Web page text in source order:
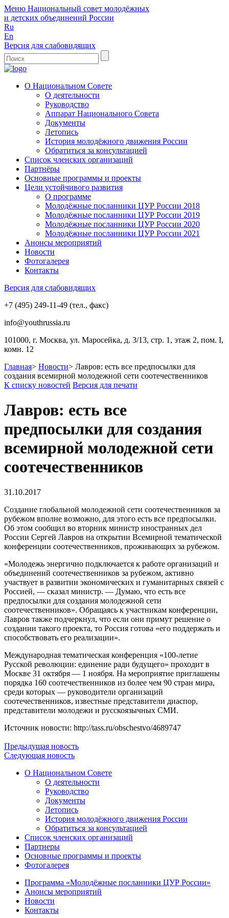
Меню Национальный совет молодёжных
и детских объединений России
Ru
En
Версия для слабовидящих
О Национальном Совете
О деятельности
Руководство
Аппарат Национального Совета
Документы
Летопись
История молодёжного движения России
Обратиться за консультацией
Список членских организаций
Партнёры
Основные программы и проекты
Цели устойчивого развития
О программе
Молодёжные посланники ЦУР России 2018
Молодёжные посланники ЦУР России 2019
Молодёжные посланники ЦУР России 2020
Молодёжные посланники ЦУР России 2021
Анонсы мероприятий
Новости
Фотогалерея
Контакты
Версия для слабовидящих
+7 (495) 249-11-49 (тел., факс)
info@youthrussia.ru
101000, г. Москва, ул. Маросейка, д. 3/13, стр. 1, этаж 2, пом. I,
комн. 12
Главная> Новости> Лавров: есть все предпосылки для
создания всемирной молодежной сети соотечественников
К списку новостей Версия для печати
Лавров: есть все
предпосылки для создания
всемирной молодежной сети
соотечественников
31.10.2017
Создание глобальной молодежной сети соотечественников за
рубежом вполне возможно, для этого есть все предпосылки.
Об этом сообщил во вторник министр иностранных дел
России Сергей Лавров на открытии Всемирной тематической
конференции соотечественников, проживающих за рубежом.
«Молодежь энергично подключается к работе организаций и
объединений соотечественников за рубежом, активно
участвует в развитии экономических и гуманитарных связей с
Россией, — сказал министр. — Думаю, что есть все
предпосылки для создания молодежной сети
соотечественников». Обращаясь к участникам конференции,
Лавров также подчеркнул, что если они примут решение о
создании такого проекта, то Россия готова «его поддержать и
способствовать его реализации».
Международная тематическая конференция «100-летие
Русской революции: единение ради будущего» проходит в
Москве 31 октября — 1 ноября. На мероприятие приглашены
порядка 160 соотечественников из более чем 90 стран мира,
среди которых — руководители организаций
соотечественников, известные представители диаспор,
представители молодежи и русскоязычных СМИ.
Источник новости: http://tass.ru/obschestvo/4689747
Предыдущая новость
Следующая новость
О Национальном Совете
О деятельности
Руководство
Документы
Летопись
История молодёжного движения России
Обратиться за консультацией
Список членских организаций
Партнеры
Основные программы и проекты
Фотогалерея
Программа «Молодёжные посланники ЦУР России»
Анонсы мероприятий
Новости
Контакты